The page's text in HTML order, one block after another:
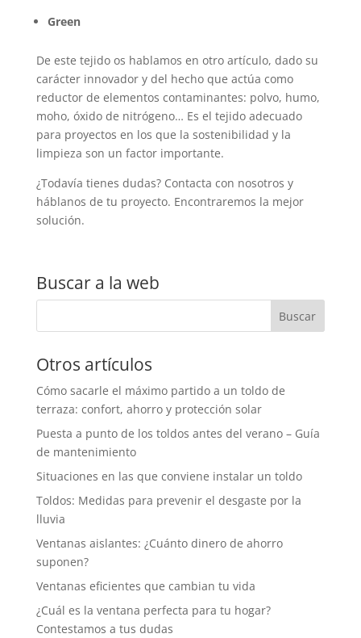
Green
De este tejido os hablamos en otro artículo, dado su
carácter innovador y del hecho que actúa como
reductor de elementos contaminantes: polvo, humo,
moho, óxido de nitrógeno… Es el tejido adecuado
para proyectos en los que la sostenibilidad y la
limpieza son un factor importante.
¿Todavía tienes dudas? Contacta con nosotros y
háblanos de tu proyecto. Encontraremos la mejor
solución.
Buscar a la web
Otros artículos
Cómo sacarle el máximo partido a un toldo de
terraza: confort, ahorro y protección solar
Puesta a punto de los toldos antes del verano – Guía
de mantenimiento
Situaciones en las que conviene instalar un toldo
Toldos: Medidas para prevenir el desgaste por la
lluvia
Ventanas aislantes: ¿Cuánto dinero de ahorro
suponen?
Ventanas eficientes que cambian tu vida
¿Cuál es la ventana perfecta para tu hogar?
Contestamos a tus dudas